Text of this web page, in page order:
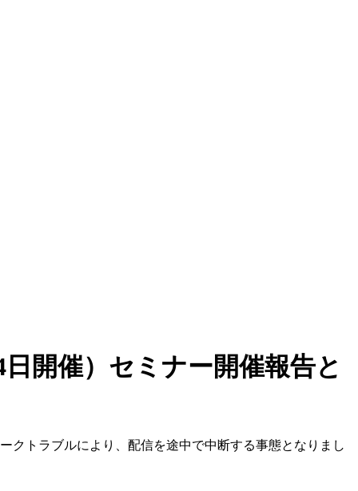
開催）セミナー開催報告と
クトラブルにより、配信を途中で中断する事態となりまし